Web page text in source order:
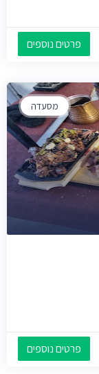
פרטים נוספים
מסעדה
פרטים נוספים